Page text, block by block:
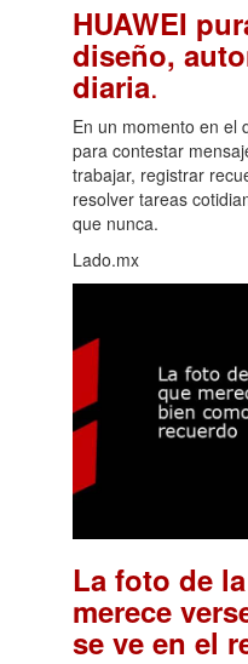
HUAWEI
diseño,
diaria.
En un momento en el
para contestar
trabajar, registrar
resolver tareas
que nunca.
Lado.mx
La foto de
merece
se ve en el